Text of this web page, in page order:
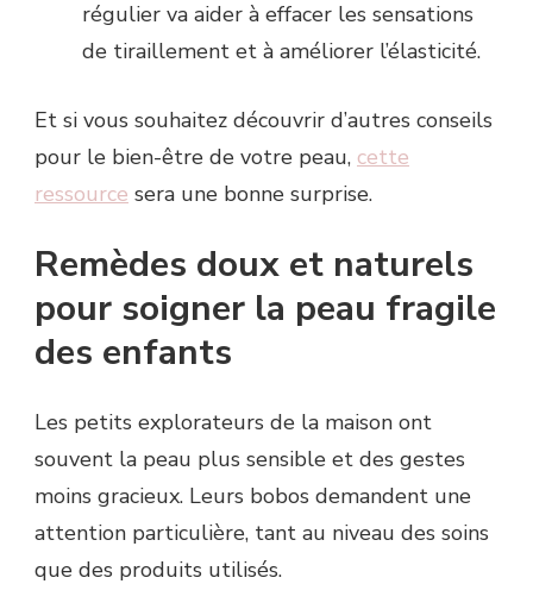
régulier va aider à effacer les sensations
de tiraillement et à améliorer l’élasticité.
Et si vous souhaitez découvrir d’autres conseils
pour le bien-être de votre peau, cette
ressource sera une bonne surprise.
Remèdes doux et naturels
pour soigner la peau fragile
des enfants
Les petits explorateurs de la maison ont
souvent la peau plus sensible et des gestes
moins gracieux. Leurs bobos demandent une
attention particulière, tant au niveau des soins
que des produits utilisés.